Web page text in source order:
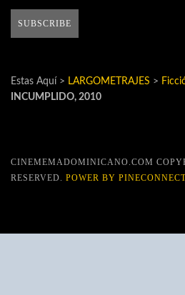
Estas Aquí > LARGOMETRAJES >
INCUMPLIDO, 2010
CINEMEMADOMINICANO.COM
RESERVED. POWER BY